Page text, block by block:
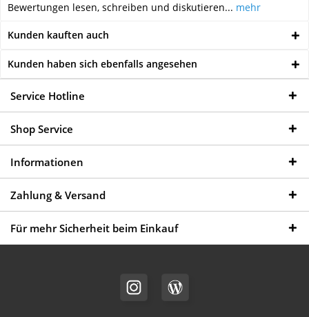
Bewertungen lesen, schreiben und diskutieren... mehr
Kunden kauften auch
Kunden haben sich ebenfalls angesehen
Service Hotline
Shop Service
Informationen
Zahlung & Versand
Für mehr Sicherheit beim Einkauf